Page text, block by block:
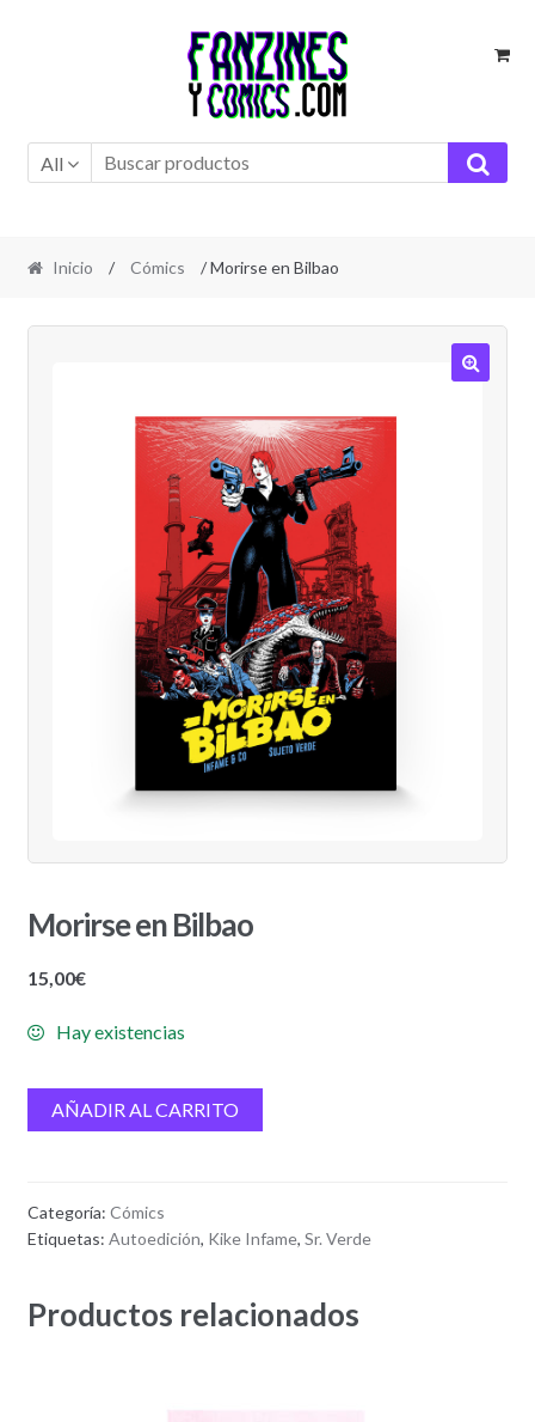
All
Inicio / Cómics / Morirse en Bilbao
Morirse en Bilbao
15,00€
Hay existencias
Morirse
en
AÑADIR AL CARRITO
Categoría: Cómics
Etiquetas: Autoedición, Kike Infame, Sr. Verde
Productos relacionados